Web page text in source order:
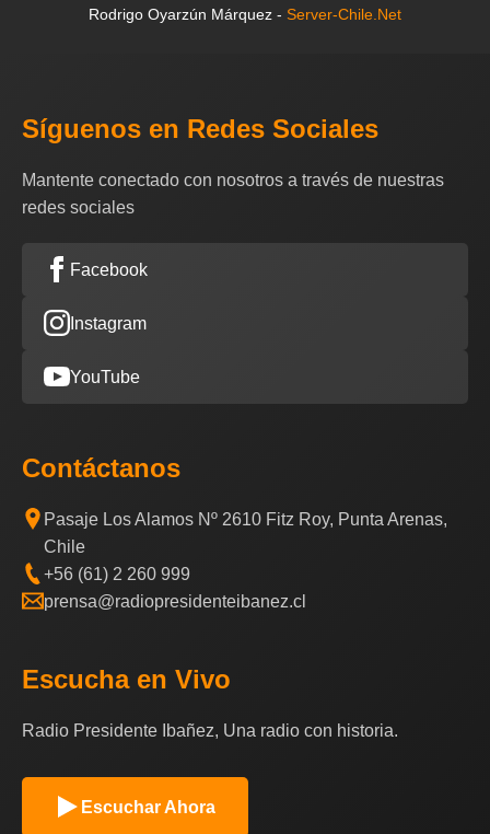
Rodrigo Oyarzún Márquez - Server-Chile.Net
Síguenos en Redes Sociales
Mantente conectado con nosotros a través de nuestras
redes sociales
Facebook
Instagram
YouTube
Contáctanos
Pasaje Los Alamos Nº 2610 Fitz Roy, Punta Arenas,
Chile
+56 (61) 2 260 999
prensa@radiopresidenteibanez.cl
Escucha en Vivo
Radio Presidente Ibañez, Una radio con historia.
Escuchar Ahora